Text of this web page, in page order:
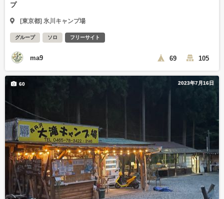
プ
[東京都] 氷川キャンプ場
グループ ソロ フリーサイト
ma9 69 105
2023年7月16日
60